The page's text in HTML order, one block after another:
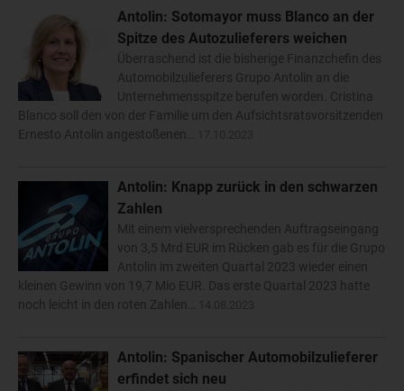
Antolin: Sotomayor muss Blanco an der
Spitze des Autozulieferers weichen
Überraschend ist die bisherige Finanzchefin des
Automobilzulieferers Grupo Antolin an die
Unternehmensspitze berufen worden. Cristina
Blanco soll den von der Familie um den Aufsichtsratsvorsitzenden
Ernesto Antolin angestoßenen…
Antolin: Knapp zurück in den schwarzen
Zahlen
Mit einem vielversprechenden Auftragseingang
von 3,5 Mrd EUR im Rücken gab es für die Grupo
Antolin im zweiten Quartal 2023 wieder einen
kleinen Gewinn von 19,7 Mio EUR. Das erste Quartal 2023 hatte
noch leicht in den roten Zahlen…
Antolin: Spanischer Automobilzulieferer
erfindet sich neu